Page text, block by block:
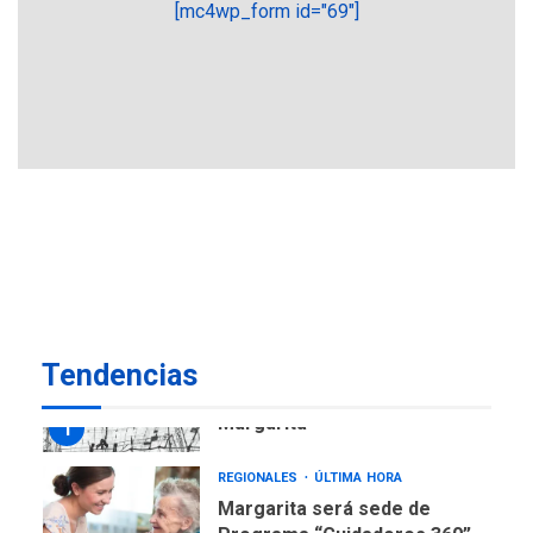
[mc4wp_form id="69"]
Tendencias
REGIONALES ÚLTIMA HORA
1
Margarita
REGIONALES ÚLTIMA HORA
Margarita será sede de